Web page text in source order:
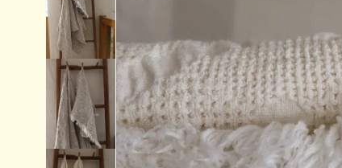
Обувь
Аксессуары
Украшения
Дом